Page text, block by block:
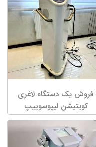
فروش یک دستگاه لاغری
کویتیشن لیپوسوییپ
LipoSweep